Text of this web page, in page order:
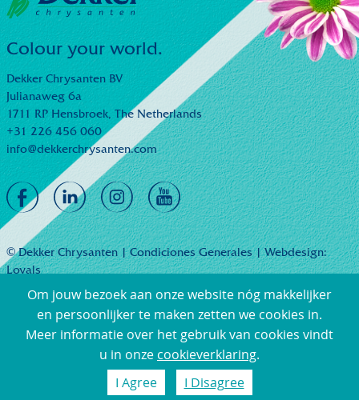
Colour your world.
Dekker Chrysanten BV
Julianaweg 6a
1711 RP Hensbroek, The Netherlands
+31 226 456 060
info@dekkerchrysanten.com
© Dekker Chrysanten |Condiciones Generales| Webdesign:
Loyals
Om jouw bezoek aan onze website nóg makkelijker
en persoonlijker te maken zetten we cookies in.
Meer informatie over het gebruik van cookies vindt
u in onze cookieverklaring.
I Agree
I Disagree